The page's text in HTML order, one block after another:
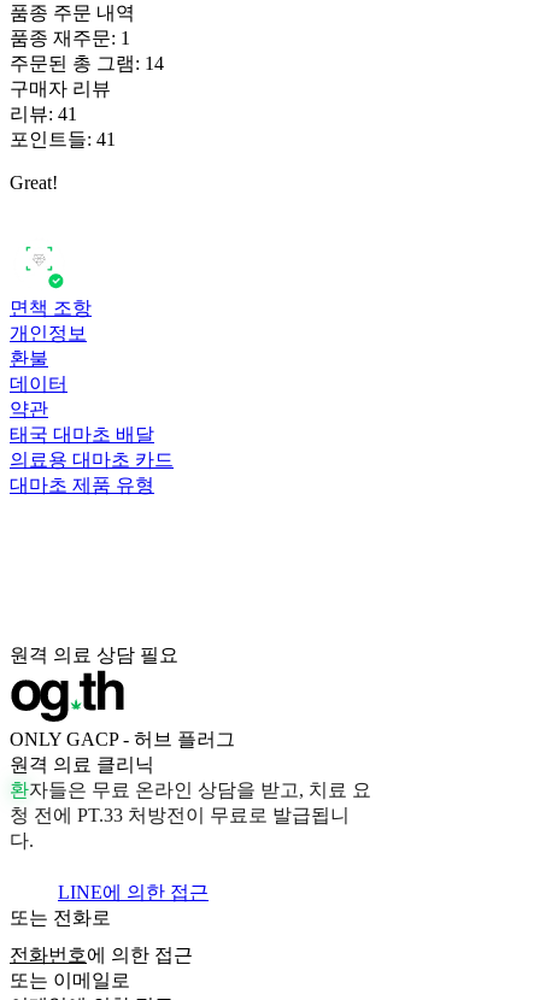
품종 주문 내역
품종 재주문: 1
주문된 총 그램: 14
구매자 리뷰
리뷰: 41
포인트들: 41
Great!
면책 조항
개인정보
환불
데이터
약관
태국 대마초 배달
의료용 대마초 카드
대마초 제품 유형
원격 의료 상담 필요
ONLY GACP - 허브 플러그
원격 의료 클리닉
환자들은 무 료 온라인 상담을 받고, 치 료 요
청 전 에 PT.33 처 방전 이 무 료 로 발급됩니
다.
LINE에 의한 접근
또는 전화로
전화번호에 의한 접근
또는 이메일로